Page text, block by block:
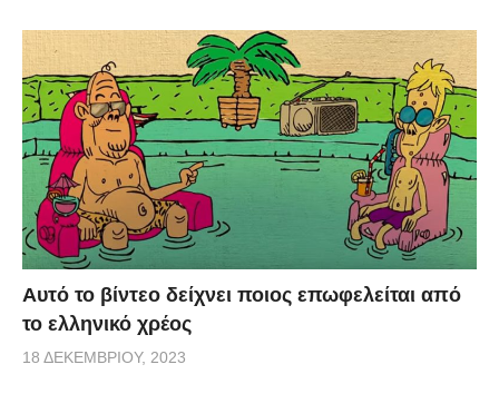
Αυτό το βίντεο δείχνει ποιος επωφελείται από
το ελληνικό χρέος
18 ΔΕΚΕΜΒΡΊΟΥ, 2023